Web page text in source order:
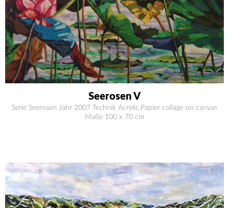
Seerosen V
Serie Seerosen Jahr 2007 Technik Acrylic,Papier collage on canvas
Maße 100 x 70 cm